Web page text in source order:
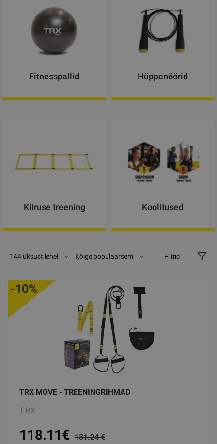
Fitnesspallid Hüppenöörid
Kiiruse treening Koolitused
144 üksust lehel Kõige populaarsem Filtrid
TRX MOVE - TREENINGRIHMAD
TRX
-10%
118.11€ 131.24 €